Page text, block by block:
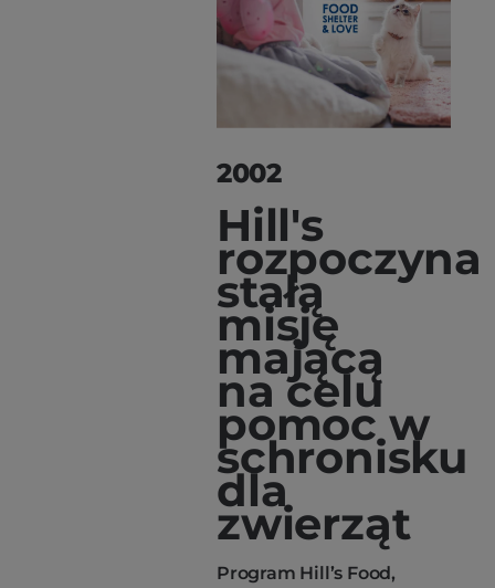
2002
Hill's
rozpoczyna
stałą
misję
mającą
na celu
pomoc w
schronisku
dla
zwierząt
Program Hill’s Food,